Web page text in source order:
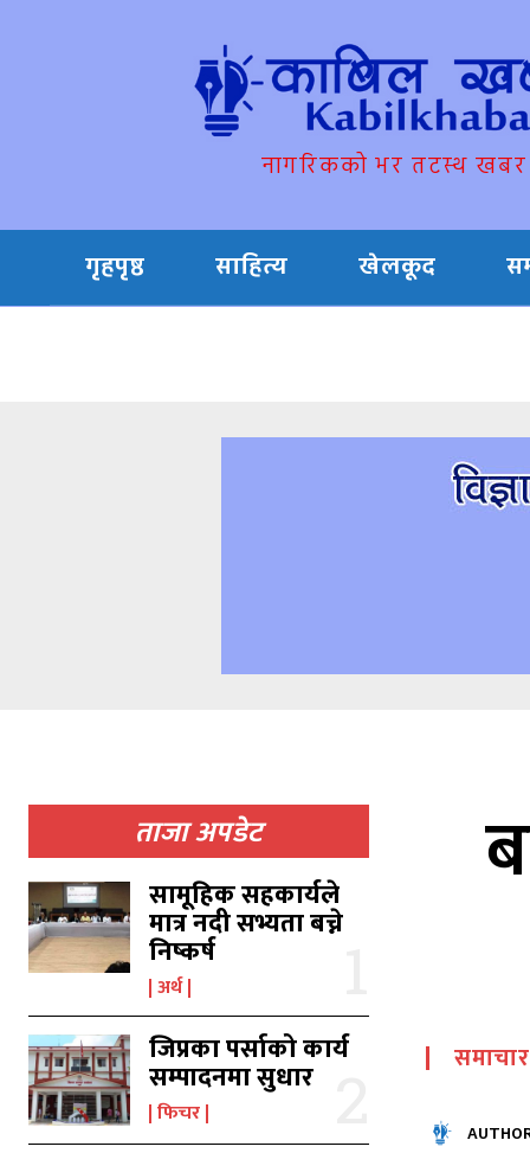
नागरिकको भर तटस्थ खबर
गृहपृष्ठ साहित्य खेलकूद
ताजा अपडेट
सामूहिक सहकार्यले
मात्र नदी सभ्यता बच्ने
निष्कर्ष
अर्थ
जिप्रका पर्साको कार्य
सम्पादनमा सुधार
फिचर
समाचार